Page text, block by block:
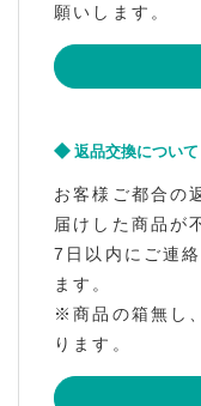
願いします。
返品交換について
お客様ご都合の
届けした商品が
7日以内にご連
ます。
※商品の箱無し
ります。